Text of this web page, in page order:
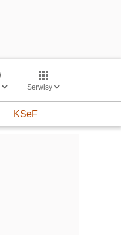
Serwisy
KSeF